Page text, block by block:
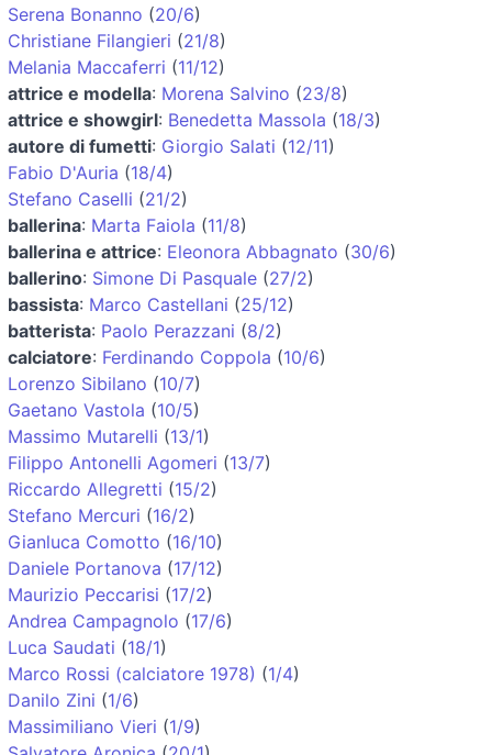
Serena Bonanno (20/6)
Christiane Filangieri (21/8)
Melania Maccaferri (11/12)
attrice e modella: Morena Salvino (23/8)
attrice e showgirl: Benedetta Massola (18/3)
autore di fumetti: Giorgio Salati (12/11)
Fabio D'Auria (18/4)
Stefano Caselli (21/2)
ballerina: Marta Faiola (11/8)
ballerina e attrice: Eleonora Abbagnato (30/6)
ballerino: Simone Di Pasquale (27/2)
bassista: Marco Castellani (25/12)
batterista: Paolo Perazzani (8/2)
calciatore: Ferdinando Coppola (10/6)
Lorenzo Sibilano (10/7)
Gaetano Vastola (10/5)
Massimo Mutarelli (13/1)
Filippo Antonelli Agomeri (13/7)
Riccardo Allegretti (15/2)
Stefano Mercuri (16/2)
Gianluca Comotto (16/10)
Daniele Portanova (17/12)
Maurizio Peccarisi (17/2)
Andrea Campagnolo (17/6)
Luca Saudati (18/1)
Marco Rossi (calciatore 1978) (1/4)
Danilo Zini (1/6)
Massimiliano Vieri (1/9)